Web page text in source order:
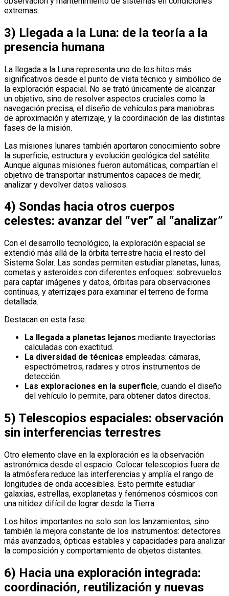
extremas.
3) Llegada a la Luna: de la teoría a la
presencia humana
La llegada a la Luna representa uno de los hitos más
significativos desde el punto de vista técnico y simbólico de
la exploración espacial. No se trató únicamente de alcanzar
un objetivo, sino de resolver aspectos cruciales como la
navegación precisa, el diseño de vehículos para maniobras
de aproximación y aterrizaje, y la coordinación de las distintas
fases de la misión.
Las misiones lunares también aportaron conocimiento sobre
la superficie, estructura y evolución geológica del satélite.
Aunque algunas misiones fueron automáticas, compartían el
objetivo de transportar instrumentos capaces de medir,
analizar y devolver datos valiosos.
4) Sondas hacia otros cuerpos
celestes: avanzar del “ver” al “analizar”
Con el desarrollo tecnológico, la exploración espacial se
extendió más allá de la órbita terrestre hacia el resto del
Sistema Solar. Las sondas permiten estudiar planetas, lunas,
cometas y asteroides con diferentes enfoques: sobrevuelos
para captar imágenes y datos, órbitas para observaciones
continuas, y aterrizajes para examinar el terreno de forma
detallada.
Destacan en esta fase:
La llegada a planetas lejanos mediante trayectorias
calculadas con exactitud.
La diversidad de técnicas empleadas: cámaras,
espectrómetros, radares y otros instrumentos de
detección.
Las exploraciones en la superficie, cuando el diseño
del vehículo lo permite, para obtener datos directos.
5) Telescopios espaciales: observación
sin interferencias terrestres
Otro elemento clave en la exploración es la observación
astronómica desde el espacio. Colocar telescopios fuera de
la atmósfera reduce las interferencias y amplía el rango de
longitudes de onda accesibles. Esto permite estudiar
galaxias, estrellas, exoplanetas y fenómenos cósmicos con
una nitidez difícil de lograr desde la Tierra.
Los hitos importantes no solo son los lanzamientos, sino
también la mejora constante de los instrumentos: detectores
más avanzados, ópticas estables y capacidades para analizar
la composición y comportamiento de objetos distantes.
6) Hacia una exploración integrada:
coordinación, reutilización y nuevas